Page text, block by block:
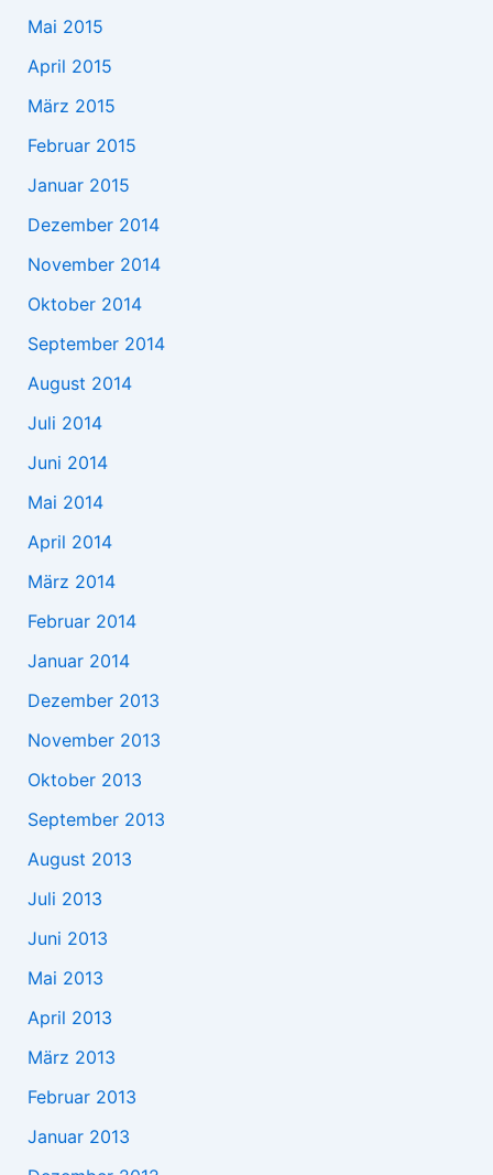
Mai 2015
April 2015
März 2015
Februar 2015
Januar 2015
Dezember 2014
November 2014
Oktober 2014
September 2014
August 2014
Juli 2014
Juni 2014
Mai 2014
April 2014
März 2014
Februar 2014
Januar 2014
Dezember 2013
November 2013
Oktober 2013
September 2013
August 2013
Juli 2013
Juni 2013
Mai 2013
April 2013
März 2013
Februar 2013
Januar 2013